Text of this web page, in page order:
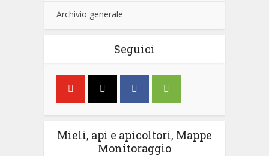
Archivio generale
Seguici
Mieli, api e apicoltori, Mappe
Monitoraggio